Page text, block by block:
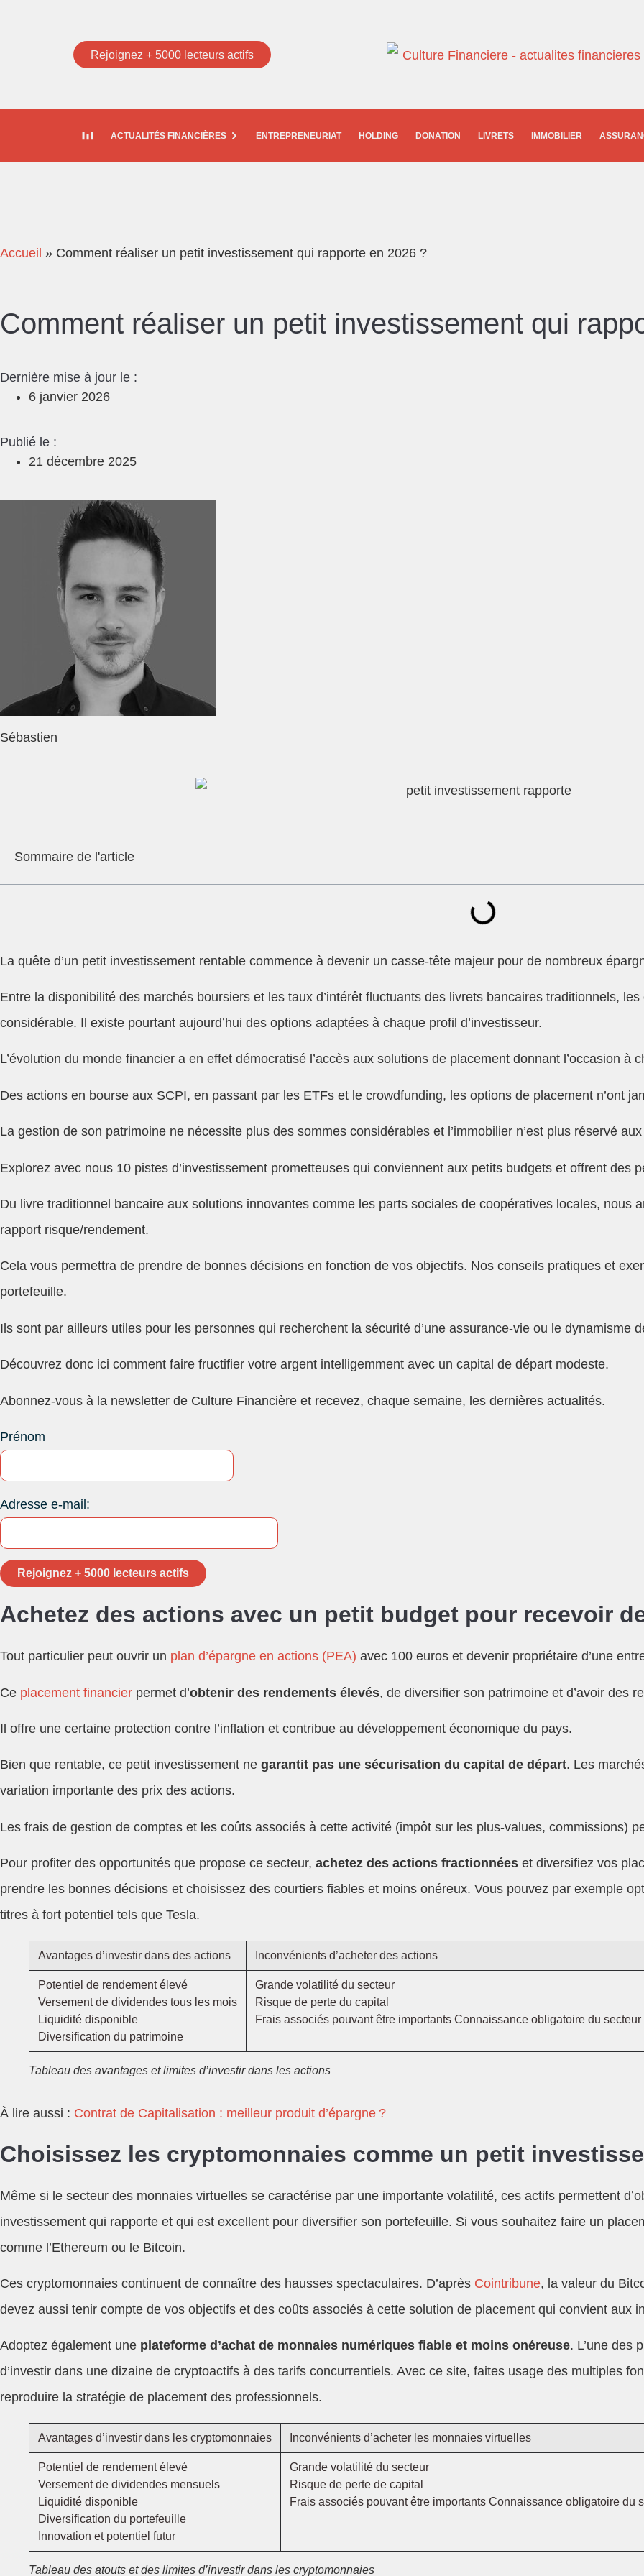
Rejoignez + 5000 lecteurs actifs
ACTUALITÉS FINANCIÈRES ENTREPRENEURIAT HOLDING DONATION LIVRETS IMMOBILIER
Accueil » Comment réaliser un petit investissement qui rapporte en 2026 ?
Comment réaliser un petit investissement qui
Dernière mise à jour le :
6 janvier 2026
Publié le :
21 décembre 2025
Sébastien
Sommaire de l'article
La quête d’un petit investissement rentable commence à devenir un casse-tête majeur pour de nombreux
Entre la disponibilité des marchés boursiers et les taux d’intérêt fluctuants des livrets bancaires traditionnels,
considérable. Il existe pourtant aujourd’hui des options adaptées à chaque profil d’investisseur.
L’évolution du monde financier a en effet démocratisé l’accès aux solutions de placement donnant l’occasion à
Des actions en bourse aux SCPI, en passant par les ETFs et le crowdfunding, les options de placement n’ont
La gestion de son patrimoine ne nécessite plus des sommes considérables et l’immobilier n’est plus réservé
Explorez avec nous 10 pistes d’investissement prometteuses qui conviennent aux petits budgets et offrent des
Du livre traditionnel bancaire aux solutions innovantes comme les parts sociales de coopératives locales, nous
rapport risque/rendement.
Cela vous permettra de prendre de bonnes décisions en fonction de vos objectifs. Nos conseils pratiques et
portefeuille.
Ils sont par ailleurs utiles pour les personnes qui recherchent la sécurité d’une assurance-vie ou le dynamisme
Découvrez donc ici comment faire fructifier votre argent intelligemment avec un capital de départ modeste.
Abonnez-vous à la newsletter de Culture Financière et recevez, chaque semaine, les dernières actualités.
Prénom
Adresse e-mail:
Achetez des actions avec un petit budget pour recevoir
Tout particulier peut ouvrir un plan d’épargne en actions (PEA) avec 100 euros et devenir propriétaire d’une
Ce placement financier permet d’obtenir des rendements élevés, de diversifier son patrimoine et d’avoir des
Il offre une certaine protection contre l’inflation et contribue au développement économique du pays.
Bien que rentable, ce petit investissement ne garantit pas une sécurisation du capital de départ. Les
variation importante des prix des actions.
Les frais de gestion de comptes et les coûts associés à cette activité (impôt sur les plus-values, commissions)
Pour profiter des opportunités que propose ce secteur, achetez des actions fractionnées et diversifiez vos
prendre les bonnes décisions et choisissez des courtiers fiables et moins onéreux. Vous pouvez par exemple
titres à fort potentiel tels que Tesla.
Avantages d’investir dans des actions Inconvénients d’acheter des actions
Potentiel de rendement élevé
Versement de dividendes tous les mois
Liquidité disponible
Diversification du patrimoine
Grande volatilité du secteur
Risque de perte du capital
Frais associés pouvant être importants Connaissance obligatoire du secteur
Tableau des avantages et limites d’investir dans les actions
À lire aussi : Contrat de Capitalisation : meilleur produit d’épargne ?
Choisissez les cryptomonnaies comme un petit
Même si le secteur des monnaies virtuelles se caractérise par une importante volatilité, ces actifs permettent
investissement qui rapporte et qui est excellent pour diversifier son portefeuille. Si vous souhaitez faire un
comme l’Ethereum ou le Bitcoin.
Ces cryptomonnaies continuent de connaître des hausses spectaculaires. D’après Cointribune, la valeur du
devez aussi tenir compte de vos objectifs et des coûts associés à cette solution de placement qui convient aux
Adoptez également une plateforme d’achat de monnaies numériques fiable et moins onéreuse. L’une des
d’investir dans une dizaine de cryptoactifs à des tarifs concurrentiels. Avec ce site, faites usage des multiples
reproduire la stratégie de placement des professionnels.
Avantages d’investir dans les cryptomonnaies Inconvénients d’acheter les monnaies virtuelles
Potentiel de rendement élevé
Versement de dividendes mensuels
Liquidité disponible
Diversification du portefeuille
Innovation et potentiel futur
Grande volatilité du secteur
Risque de perte de capital
Frais associés pouvant être importants Connaissance obligatoire
Tableau des atouts et des limites d’investir dans les cryptomonnaies